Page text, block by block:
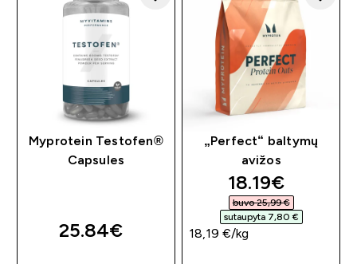
Myprotein Testofen®
Capsules
25.84€‎
„Perfect“ baltymų
avižos
discounted
18.19€‎
buvo 25,99 €‎
sutaupyta 7,80 €‎
18,19 €‎/kg